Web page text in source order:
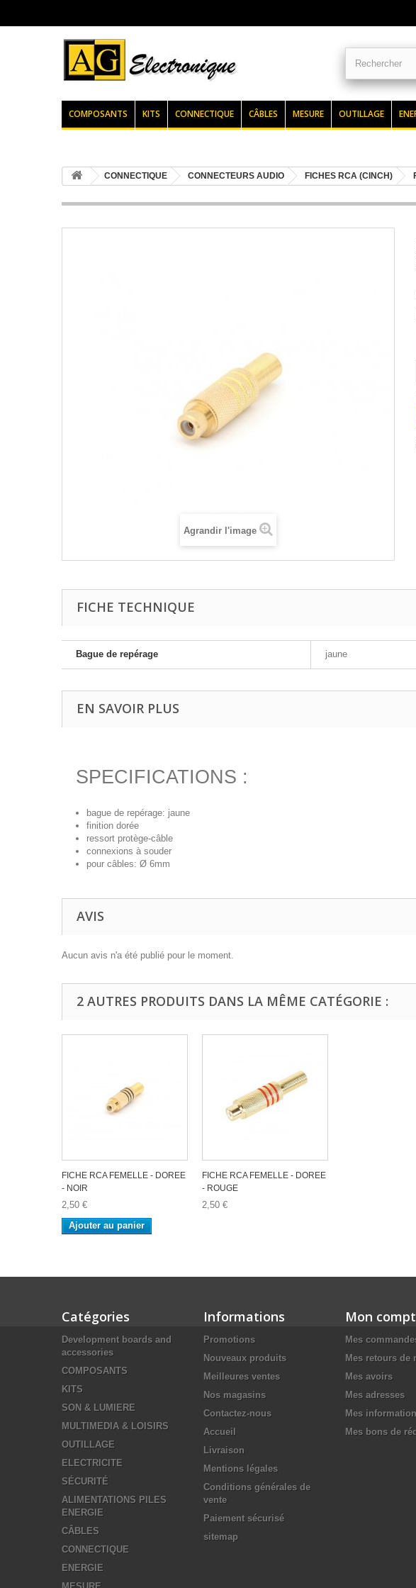
COMPOSANTS KITS CONNECTIQUE CÂBLES MESURE OUTILLAGE
CONNECTIQUE CONNECTEURS AUDIO FICHES RCA (CINCH)
Agrandir l'image
FICHE TECHNIQUE
Bague de repérage jaune
EN SAVOIR PLUS
SPECIFICATIONS :
bague de repérage: jaune
finition dorée
ressort protège-câble
connexions à souder
pour câbles: Ø 6mm
AVIS
Aucun avis n'a été publié pour le moment.
2 AUTRES PRODUITS DANS LA MÊME CATÉGORIE :
FICHE RCA FEMELLE - DOREE
- NOIR
2,50 €
Ajouter au panier
FICHE RCA FEMELLE - DOREE
- ROUGE
2,50 €
Catégories
Development boards and
accessories
COMPOSANTS
KITS
SON & LUMIERE
MULTIMEDIA & LOISIRS
OUTILLAGE
ELECTRICITE
SÉCURITÉ
ALIMENTATIONS PILES
ENERGIE
CÂBLES
CONNECTIQUE
ENERGIE
Informations
Promotions
Nouveaux produits
Meilleures ventes
Nos magasins
Contactez-nous
Accueil
Livraison
Mentions légales
Conditions générales de
vente
Paiement sécurisé
sitemap
Mon
Mes
Mes retours de
Mes avoirs
Mes adresses
Mes
Mes bons de